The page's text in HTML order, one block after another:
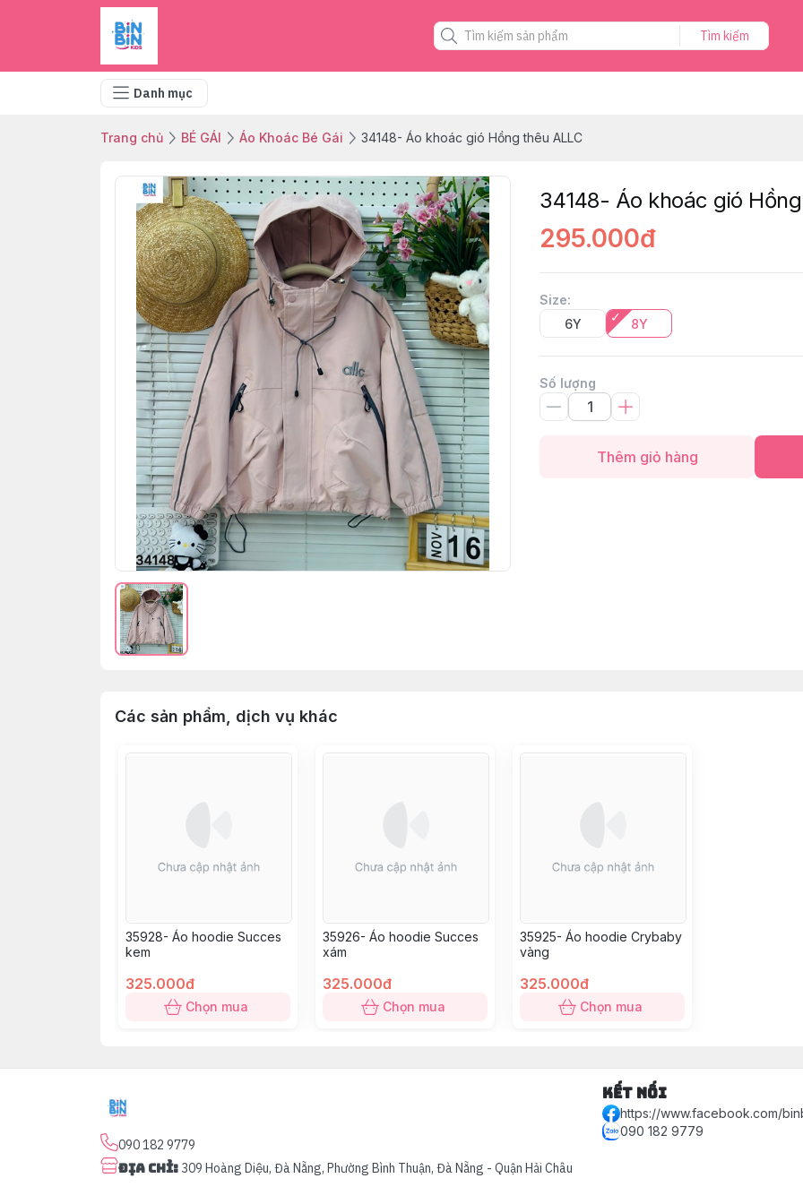
Tìm kiếm
Danh mục
Trang chủ BÉ GÁI Áo Khoác Bé Gái 34148- Áo khoác gió Hồng thêu ALLC
34148- Áo khoác gió
295.000đ
Size:
6Y
8Y
Số lượng
Thêm giỏ hàng
Các sản phẩm, dịch vụ khác
35928- Áo hoodie Succes
kem
325.000đ
Chọn mua
35926- Áo hoodie Succes
xám
325.000đ
Chọn mua
35925- Áo hoodie Crybaby
vàng
325.000đ
Chọn mua
090 182 9779
Địa chỉ: 309 Hoàng Diệu, Đà Nẵng, Phường Bình Thuận, Đà Nẵng - Quận Hải Châu
Kết nối
https://www.facebook.com/
090 182 9779